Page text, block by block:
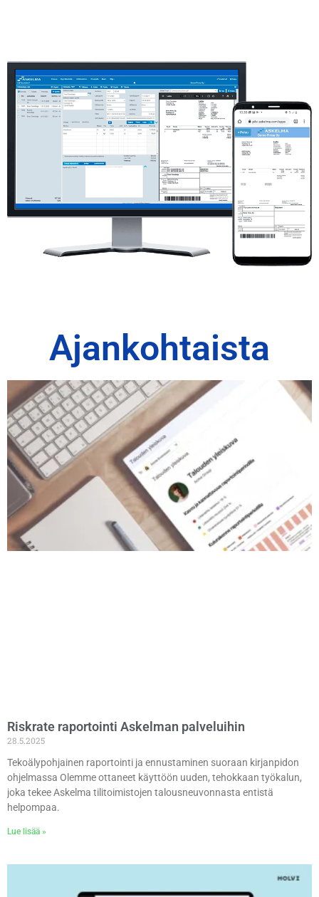
Ajankohtaista
Riskrate raportointi Askelman palveluihin
28.5.2025
Tekoälypohjainen raportointi ja ennustaminen suoraan kirjanpidon
ohjelmassa Olemme ottaneet käyttöön uuden, tehokkaan työkalun,
joka tekee Askelma tilitoimistojen talousneuvonnasta entistä
helpompaa.
Lue lisää »